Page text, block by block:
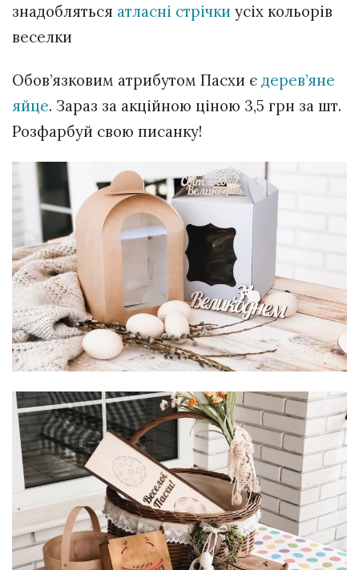
знадобляться атласні стрічки усіх кольорів
веселки
Обов’язковим атрибутом Пасхи є дерев’яне
яйце. Зараз за акційною ціною 3,5 грн за шт.
Розфарбуй свою писанку!